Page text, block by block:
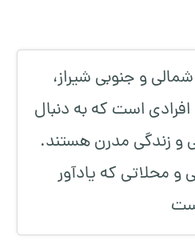
و جنوبی شیراز،
افرادی است که به دنبال
و زندگی مدرن هستند.
و محلاتی که یادآور